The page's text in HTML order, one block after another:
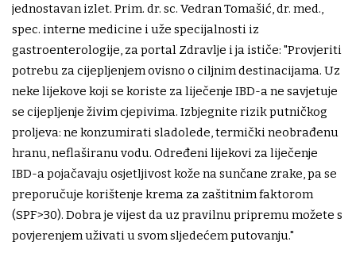
jednostavan izlet. Prim. dr. sc. Vedran Tomašić, dr. med.,
spec. interne medicine i uže specijalnosti iz
gastroenterologije, za portal Zdravlje i ja ističe: "Provjeriti
potrebu za cijepljenjem ovisno o ciljnim destinacijama. Uz
neke lijekove koji se koriste za liječenje IBD-a ne savjetuje
se cijepljenje živim cjepivima. Izbjegnite rizik putničkog
proljeva: ne konzumirati sladolede, termički neobrađenu
hranu, neflaširanu vodu. Određeni lijekovi za liječenje
IBD-a pojačavaju osjetljivost kože na sunčane zrake, pa se
preporučuje korištenje krema za zaštitnim faktorom
(SPF>30). Dobra je vijest da uz pravilnu pripremu možete s
povjerenjem uživati u svom sljedećem putovanju."